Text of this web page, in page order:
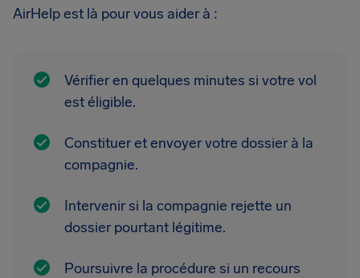
AirHelp est là pour vous aider à :
Vérifier en quelques minutes si votre vol
est éligible.
Constituer et envoyer votre dossier à la
compagnie.
Intervenir si la compagnie rejette un
dossier pourtant légitime.
Poursuivre la procédure si un recours